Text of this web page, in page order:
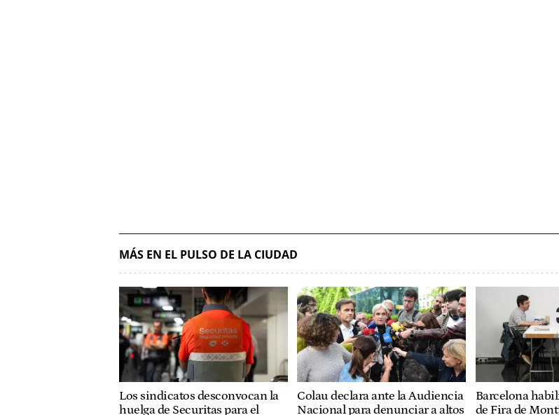
MÁS EN EL PULSO DE LA CIUDAD
Los sindicatos desconvocan la
huelga de Securitas para el
Colau declara ante la Audiencia
Nacional para denunciar a altos
Barcelona
de Fira de